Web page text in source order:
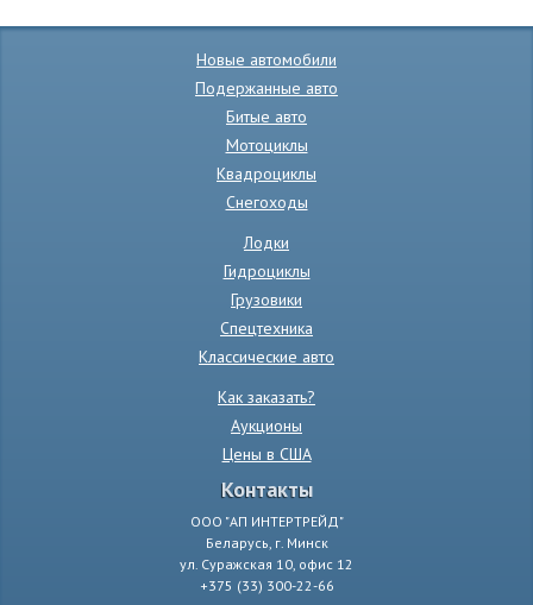
Новые автомобили
Подержанные авто
Битые авто
Мотоциклы
Квадроциклы
Снегоходы
Лодки
Гидроциклы
Грузовики
Спецтехника
Классические авто
Как заказать?
Аукционы
Цены в США
Контакты
ООО "АП ИНТЕРТРЕЙД"
Беларусь, г. Минск
ул. Суражская 10, офис 12
+375 (33) 300-22-66